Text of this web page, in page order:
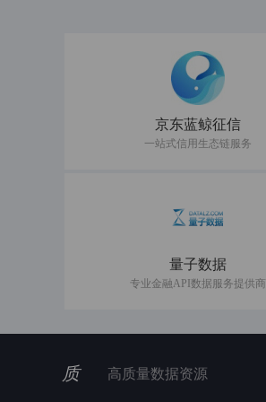
京东蓝鲸征信
一站式信用生态链服务
量子数据
专业金融API数据服务提供商
质 高质量数据资源